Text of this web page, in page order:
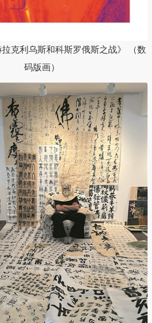
克利乌斯和科斯罗俄斯之战》 （数
码版画）